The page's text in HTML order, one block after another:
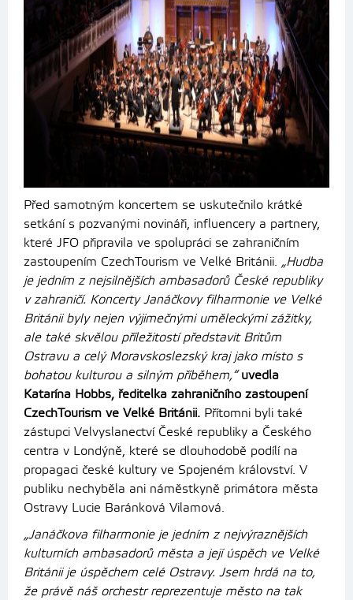
Před samotným koncertem se uskutečnilo krátké
setkání s pozvanými novináři, influencery a partnery,
které JFO připravila ve spolupráci se zahraničním
zastoupením CzechTourism ve Velké Británii. „Hudba
je jedním z nejsilnějších ambasadorů České republiky
v zahraničí. Koncerty Janáčkovy filharmonie ve Velké
Británii byly nejen výjimečnými uměleckými zážitky,
ale také skvělou příležitostí představit Britům
Ostravu a celý Moravskoslezský kraj jako místo s
bohatou kulturou a silným příběhem,“ uvedla
Katarína Hobbs, ředitelka zahraničního zastoupení
CzechTourism ve Velké Británii. Přítomni byli také
zástupci Velvyslanectví České republiky a Českého
centra v Londýně, které se dlouhodobě podílí na
propagaci české kultury ve Spojeném království. V
publiku nechyběla ani náměstkyně primátora města
Ostravy Lucie Baránková Vilamová.
„Janáčkova filharmonie je jedním z nejvýraznějších
kulturních ambasadorů města a její úspěch ve Velké
Británii je úspěchem celé Ostravy. Jsem hrdá na to,
že právě náš orchestr reprezentuje město na tak